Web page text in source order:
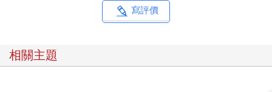
239家，大多數時間都超過200家，股價中長期反應基本面，選股
的關鍵在於獲利成長性及合理的估值。
免費篩選工具，設定條件找到獲利、營收成長性高、財務表現佳
寫評價
相關主題